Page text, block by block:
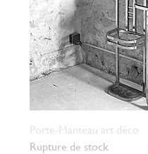
Porte-Manteau art déco
Rupture de stock